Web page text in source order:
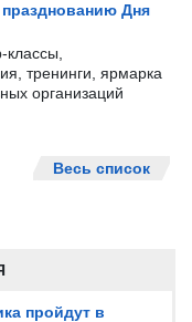
пройдут в
Дня
тренинги, ярмарка
организаций
Весь список